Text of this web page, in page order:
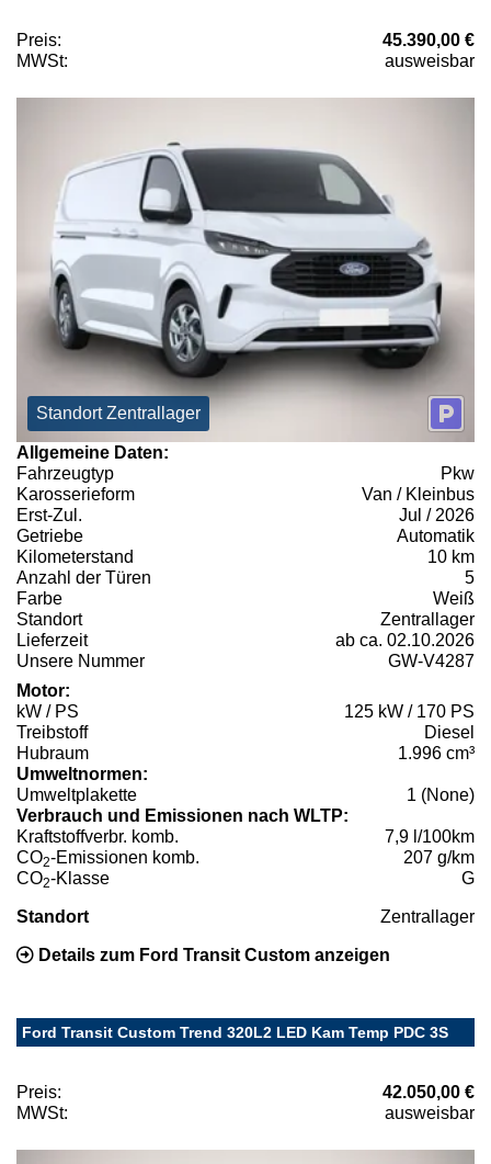
Preis:
45.390,00 €
MWSt:
ausweisbar
Standort Zentrallager
Allgemeine Daten:
Fahrzeugtyp
Pkw
Karosserieform
Van / Kleinbus
Erst-Zul.
Jul / 2026
Getriebe
Automatik
Kilometerstand
10 km
Anzahl der Türen
5
Farbe
Weiß
Standort
Zentrallager
Lieferzeit
ab ca. 02.10.2026
Unsere Nummer
GW-V4287
Motor:
kW / PS
125 kW / 170 PS
Treibstoff
Diesel
Hubraum
1.996 cm³
Umweltnormen:
Umweltplakette
1 (None)
Verbrauch und Emissionen nach WLTP:
Kraftstoffverbr. komb.
7,9 l/100km
CO2-Emissionen komb.
207 g/km
CO2-Klasse G
Standort Zentrallager
Details zum Ford Transit Custom anzeigen
Ford Transit Custom Trend 320L2 LED Kam Temp PDC 3S
Preis:
42.050,00 €
MWSt:
ausweisbar